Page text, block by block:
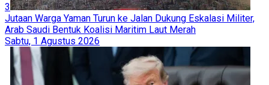
3
Jutaan Warga Yaman Turun ke Jalan Dukung Eskalasi Militer,
Arab Saudi Bentuk Koalisi Maritim Laut Merah
Sabtu, 1 Agustus 2026